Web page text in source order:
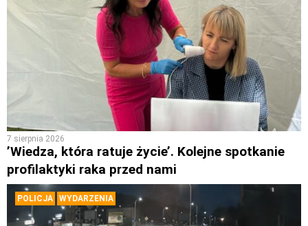
7 sierpnia 2026
’Wiedza, która ratuje życie’. Kolejne spotkanie
profilaktyki raka przed nami
POLICJA WYDARZENIA